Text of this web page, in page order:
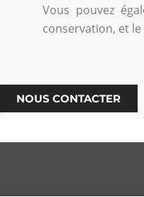
Vous pouvez
conservation, et
NOUS CONTACTER